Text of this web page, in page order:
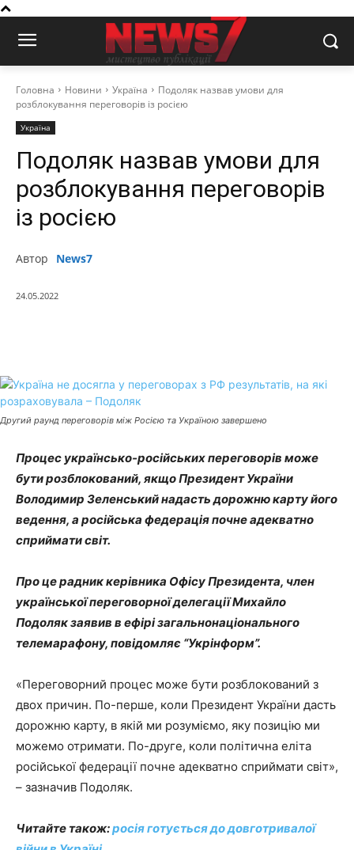
Головна Новини Україна
Подоляк назвав умови для
розблокування переговорів із росією
Україна
Подоляк назвав умови для
розблокування переговорів
із росією
Автор News7
24.05.2022
Другий раунд переговорів між Росією та Україною завершено
Процес українсько-російських переговорів може
бути розблокований, якщо Президент України
Володимир Зеленський надасть дорожню карту його
ведення, а російська федерація почне адекватно
сприймати світ.
Про це радник керівника Офісу Президента, член
української переговорної делегації Михайло
Подоляк заявив в ефірі загальнонаціонального
телемарафону, повідомляє “Укрінформ”.
«Переговорний процес може бути розблокований з
двох причин. По-перше, коли Президент України дасть
дорожню карту, в якій ми розуміємо, яку позицію ми
можемо отримати. По-друге, коли політична еліта
російської федерації почне адекватно сприймати світ»,
– зазначив Подоляк.
Читайте також:росія готується до довготривалої